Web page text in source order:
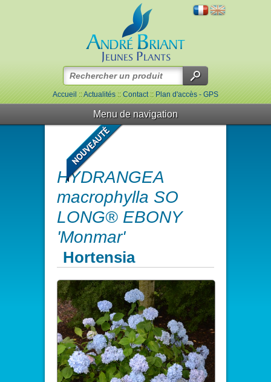
Accueil::Actualités::Contact::Plan d'accès - GPS
Menu de navigation
HYDRANGEA
macrophylla SO
LONG® EBONY
'Monmar'
Hortensia